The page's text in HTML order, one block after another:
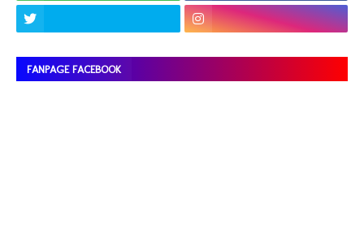
FANPAGE FACEBOOK